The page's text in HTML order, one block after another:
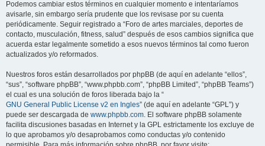
Podemos cambiar estos términos en cualquier momento e intentaríamos
avisarle, sin embargo sería prudente que los revisase por su cuenta
periódicamente. Seguir registrado a “Foro de artes marciales, deportes de
contacto, musculación, fitness, salud” después de esos cambios significa que
acuerda estar legalmente sometido a esos nuevos términos tal como fueron
actualizados y/o reformados.
Nuestros foros están desarrollados por phpBB (de aquí en adelante “ellos”,
“sus”, “software phpBB”, “www.phpbb.com”, “phpBB Limited”, “phpBB Teams”)
el cual es una solución de foros liberada bajo la “
GNU General Public License v2 en Ingles” (de aquí en adelante “GPL”) y
puede ser descargada de www.phpbb.com. El software phpBB solamente
facilita discusiones basadas en Internet y la GPL estrictamente los excluye de
lo que aprobamos y/o desaprobamos como conductas y/o contenido